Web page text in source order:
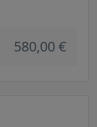
580,00 €